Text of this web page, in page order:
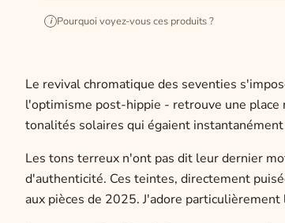
i Pourquoi voyez-vous ces produits ?
Le revival chromatique des seventies
l'optimisme post-hippie - retrouve une place
tonalités solaires qui égaient
Les tons terreux n'ont pas dit leur dernier
d'authenticité. Ces teintes, directement
aux pièces de 2025. J'adore